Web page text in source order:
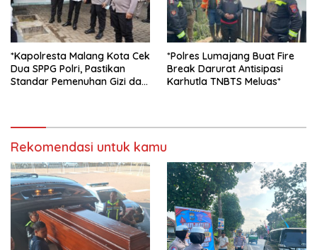
*Kapolresta Malang Kota Cek
Dua SPPG Polri, Pastikan
Standar Pemenuhan Gizi dan
*Polres Lumajang Buat Fire
Break Darurat Antisipasi
Karhutla TNBTS Meluas*
Rekomendasi untuk kamu